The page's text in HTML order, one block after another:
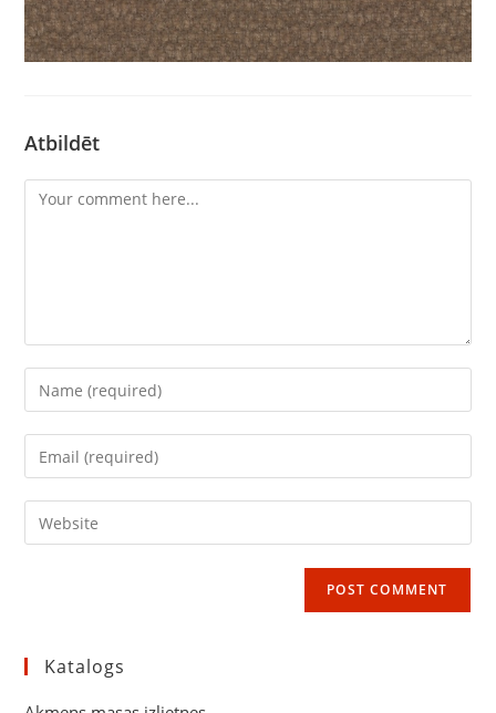
Atbildēt
Comment
Enter
your
name
comment
Enter
your
email
address
Enter
your
Katalogs